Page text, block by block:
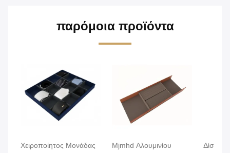
παρόμοια προϊόντα
Χειροποίητος Μονάδας
Mjmhd Αλουμινίου
Δίσκος